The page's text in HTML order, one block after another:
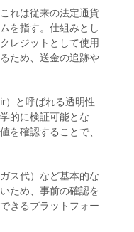
れは従来の法定通貨
を指す。仕組みとし
レジットとして使用
ため、送金の追跡や
）と呼ばれる透明性
的に検証可能とな
を確認することで、
ス代）など基本的な
ため、事前の確認を
きるプラットフォー